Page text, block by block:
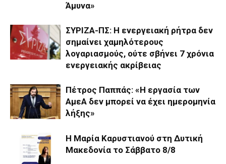
Άμυνα»
ΣΥΡΙΖΑ-ΠΣ: Η ενεργειακή ρήτρα δεν
σημαίνει χαμηλότερους
λογαριασμούς, ούτε σβήνει 7 χρόνια
ενεργειακής ακρίβειας
Πέτρος Παππάς: «Η εργασία των
ΑμεΑ δεν μπορεί να έχει ημερομηνία
λήξης»
Η Μαρία Καρυστιανού στη Δυτική
Μακεδονία το Σάββατο 8/8